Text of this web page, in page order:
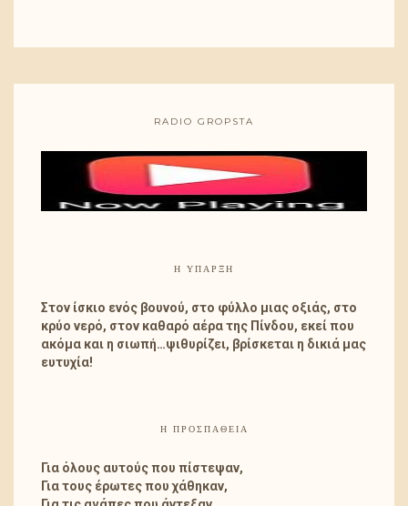
RADIO GROPSTA
Η ΎΠΑΡΞΗ
Στον ίσκιο ενός βουνού, στο φύλλο μιας οξιάς, στο
κρύο νερό, στον καθαρό αέρα της Πίνδου, εκεί που
ακόμα και η σιωπή…ψιθυρίζει, βρίσκεται η δικιά μας
ευτυχία!
Η ΠΡΟΣΠΑΘΕΙΑ
Για όλους αυτούς που πίστεψαν,
Για τους έρωτες που χάθηκαν,